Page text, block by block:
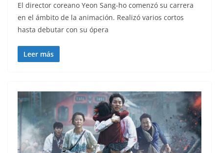
El director coreano Yeon Sang-ho comenzó su carrera
en el ámbito de la animación. Realizó varios cortos
hasta debutar con su ópera
Leer más